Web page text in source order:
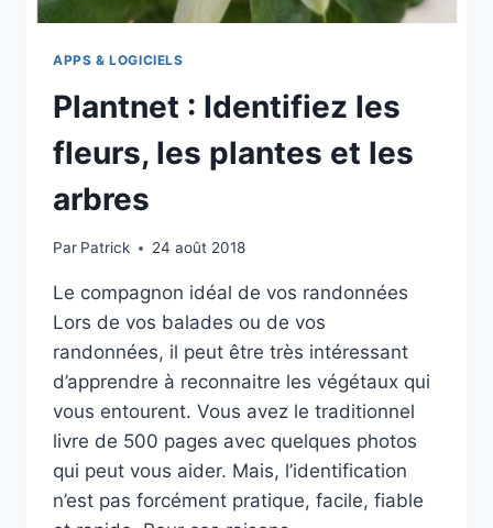
APPS & LOGICIELS
Plantnet : Identifiez les
fleurs, les plantes et les
arbres
Par Patrick 24 août 2018
Le compagnon idéal de vos randonnées
Lors de vos balades ou de vos
randonnées, il peut être très intéressant
d’apprendre à reconnaitre les végétaux qui
vous entourent. Vous avez le traditionnel
livre de 500 pages avec quelques photos
qui peut vous aider. Mais, l’identification
n’est pas forcément pratique, facile, fiable